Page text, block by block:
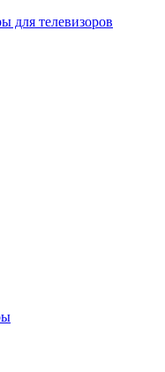
для телевизоров